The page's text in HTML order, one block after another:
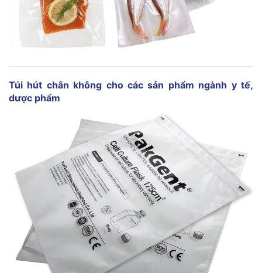
Túi hút chân không cho các sản phẩm ngành y tế,
dược phẩm